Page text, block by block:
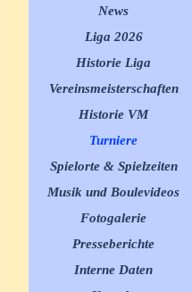
News
Liga 2026
Historie Liga
Vereinsmeisterschaften
Historie VM
Turniere
Spielorte & Spielzeiten
Musik und Boulevideos
Fotogalerie
Presseberichte
Interne Daten